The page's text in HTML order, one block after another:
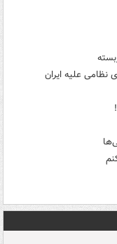
نظامی علیه ایران